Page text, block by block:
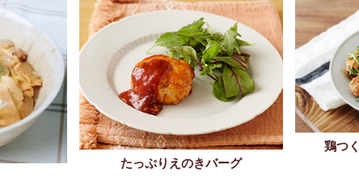
たっぷりえのきバーグ
鶏つ